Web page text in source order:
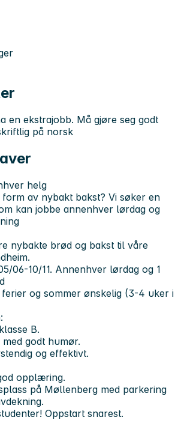
en ekstrajobb. Må gjøre seg godt
på norsk
helg
av nybakt bakst? Vi søker en
kan jobbe annenhver lørdag og
nybakte brød og bakst til våre
06-10/11. Annenhver lørdag og 1
og sommer ønskelig (3-4 uker i
B.
godt humør.
og effektivt.
opplæring.
på Møllenberg med parkering
Oppstart snarest.